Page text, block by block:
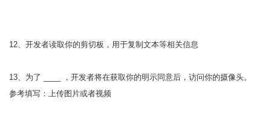
12、开发者读取你的剪切板，用于复制文本等相关信息
13、为了 ____ ，开发者将在获取你的明示同意后，访问你的摄像头。
参考填写：上传图片或者视频